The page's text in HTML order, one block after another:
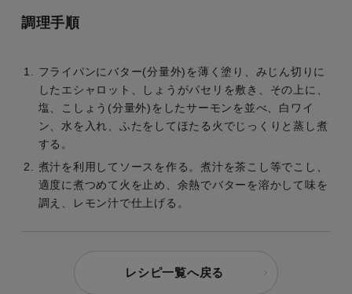
調理手順
フライパンにバター(分量外)を薄く塗り、みじん切りに
したエシャロット、しょうがパセリを敷き、その上に、
塩、こしょう(分量外)をしたサーモンを並べ、白ワイ
ン、水を入れ、ふたをしてほたる火でじっくりと蒸し煮
する。
煮汁を利用してソースを作る。煮汁を茶こし等でこし、
適度に煮つめて火を止め、余熱でバターを溶かして味を
調え、レモン汁で仕上げる。
レシピ一覧へ戻る